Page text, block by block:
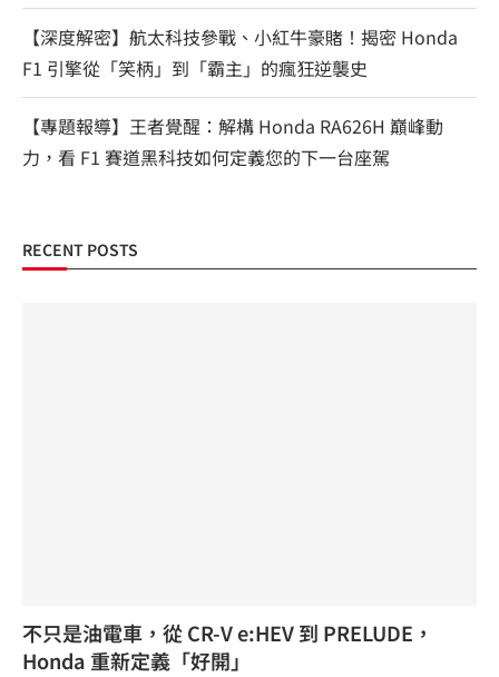
【深度解密】航太科技參戰、小紅牛豪賭！揭密 Honda
F1 引擎從「笑柄」到「霸主」的瘋狂逆襲史
【專題報導】王者覺醒：解構 Honda RA626H 巔峰動
力，看 F1 賽道黑科技如何定義您的下一台座駕
RECENT POSTS
不只是油電車，從 CR-V e:HEV 到 PRELUDE，
Honda 重新定義「好開」